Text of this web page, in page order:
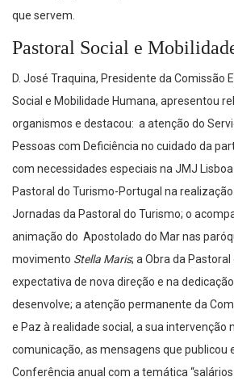
que servem.
Pastoral Social e
D. José Traquina, Presidente da Comissão
Social e Mobilidade Humana, apresentou
organismos e destacou: a atenção do
Pessoas com Deficiência no cuidado da
com necessidades especiais na JMJ
Pastoral do Turismo-Portugal na
Jornadas da Pastoral do Turismo; o
animação do Apostolado do Mar nas
movimento Stella Maris; a Obra da Pastoral
expectativa de nova direção e na
desenvolve; a atenção permanente da
e Paz à realidade social, a sua intervenção
comunicação, as mensagens que publicou
Conferência anual com a temática